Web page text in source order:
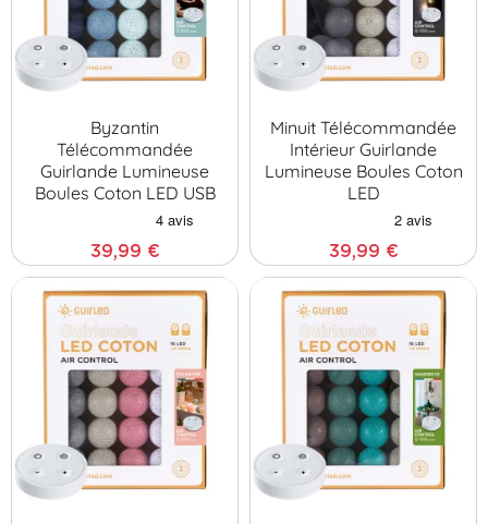
Byzantin
Télécommandée
Guirlande Lumineuse
Boules Coton LED USB
39,99 €
Minuit Télécommandée
Intérieur Guirlande
Lumineuse Boules Coton
LED
39,99 €